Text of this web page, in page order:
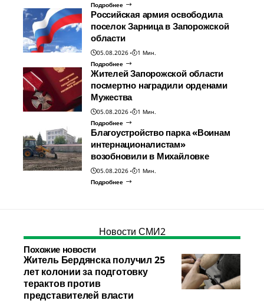
Подробнее
Российская армия освободила
поселок Зарница в Запорожской
области
05.08.2026
1 Мин.
Подробнее
Жителей Запорожской области
посмертно наградили орденами
Мужества
05.08.2026
1 Мин.
Подробнее
Благоустройство парка «Воинам
интернационалистам»
возобновили в Михайловке
05.08.2026
1 Мин.
Подробнее
Новости СМИ2
Похожие новости
Житель Бердянска получил 25
лет колонии за подготовку
терактов против
представителей власти